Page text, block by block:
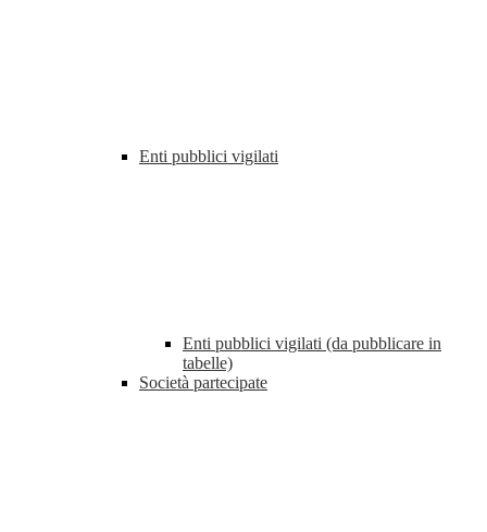
Enti pubblici vigilati
Enti pubblici vigilati (da pubblicare in
tabelle)
Società partecipate